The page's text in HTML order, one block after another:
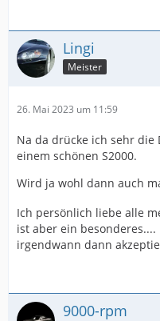
Lingi
Meister
26. Mai 2023 um 11:59
Na da drücke ich sehr die
einem schönen S2000.
Wird ja wohl dann auch
Ich persönlich liebe alle
ist aber ein
irgendwann dann
9000-rpm